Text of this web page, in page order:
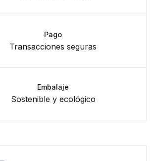
Pago
Transacciones seguras
Embalaje
Sostenible y ecológico